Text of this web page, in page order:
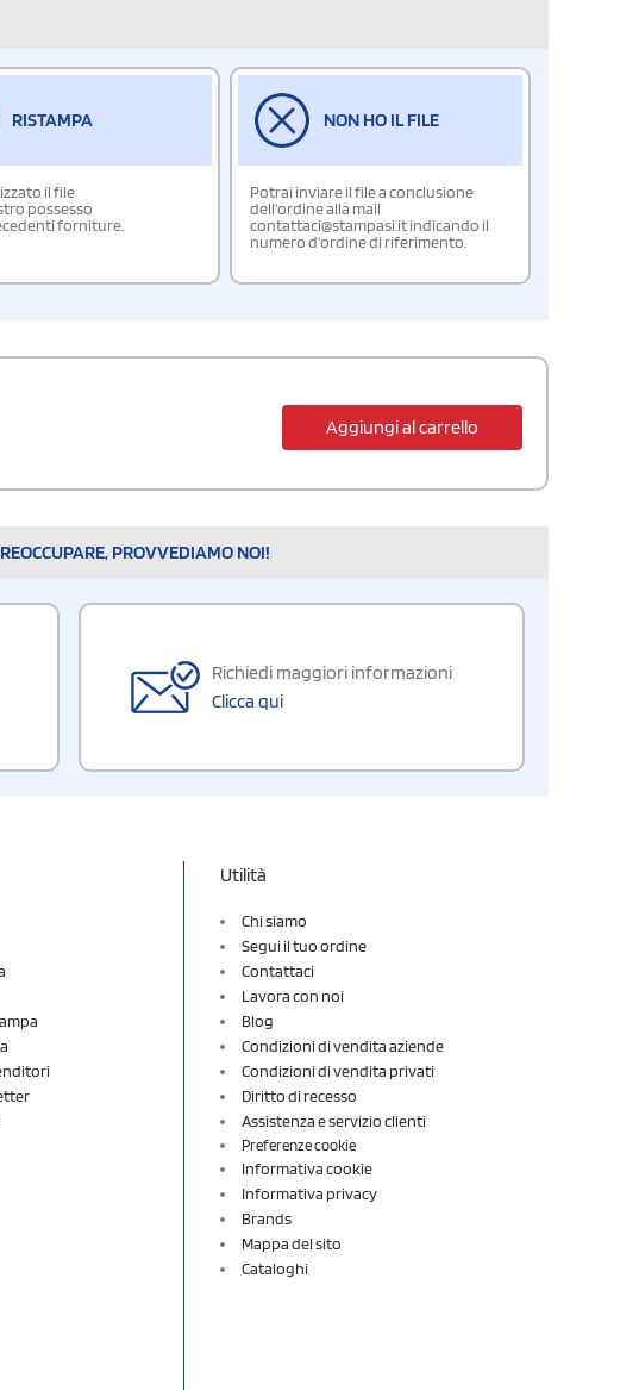
RISTAMPA
il file
possesso
forniture.
NON HO IL FILE
Potrai inviare il file a conclusione
dell'ordine alla mail
contattaci@stampasi.it indicando il
numero d'ordine di riferimento.
Aggiungi al carrello
PROVVEDIAMO NOI!
Richiedi maggiori informazioni
Clicca qui
Utilità
Chi siamo
Segui il tuo ordine
Contattaci
Lavora con noi
Blog
Condizioni di vendita aziende
Condizioni di vendita privati
Diritto di recesso
Assistenza e servizio clienti
Preferenze cookie
Informativa cookie
Informativa privacy
Brands
Mappa del sito
Cataloghi